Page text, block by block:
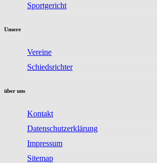
Sportgericht
Unsere
Vereine
Schiedsrichter
über uns
Kontakt
Datenschutzerklärung
Impressum
Sitemap